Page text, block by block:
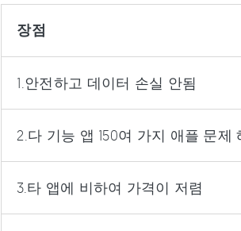
장점
1.안전하고 데이터 손실 안됨
2.다 기능 앱 150여 가지 애플 문제
3.타 앱에 비하여 가격이 저렴